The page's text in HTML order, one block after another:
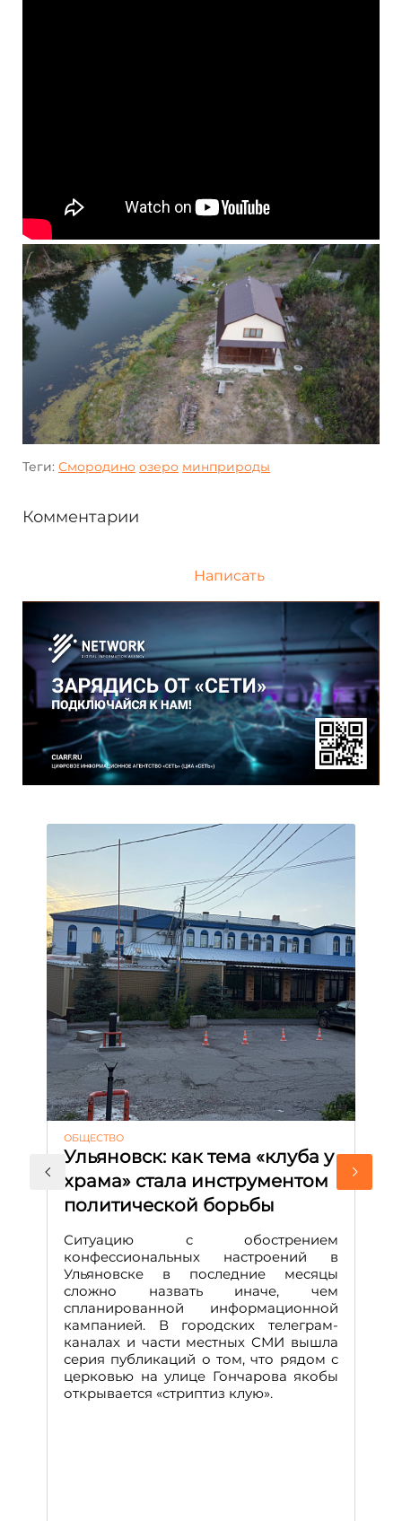
Теги: Смородино озеро минприроды
Комментарии
Написать
ОБЩЕСТВО
Ульяновск: как тема «клуба у
храма» стала инструментом
политической борьбы
Ситуацию с обострением
конфессиональных настроений в
Ульяновске в последние месяцы
сложно назвать иначе, чем
спланированной информационной
кампанией. В городских телеграм-
каналах и части местных СМИ вышла
серия публикаций о том, что рядом с
церковью на улице Гончарова якобы
открывается «стриптиз клую».